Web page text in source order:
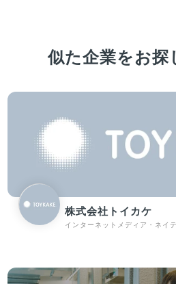
似た企業をお探
株式会社トイカケ
インターネットメディア・ネイ